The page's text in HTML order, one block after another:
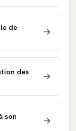
de
des
son